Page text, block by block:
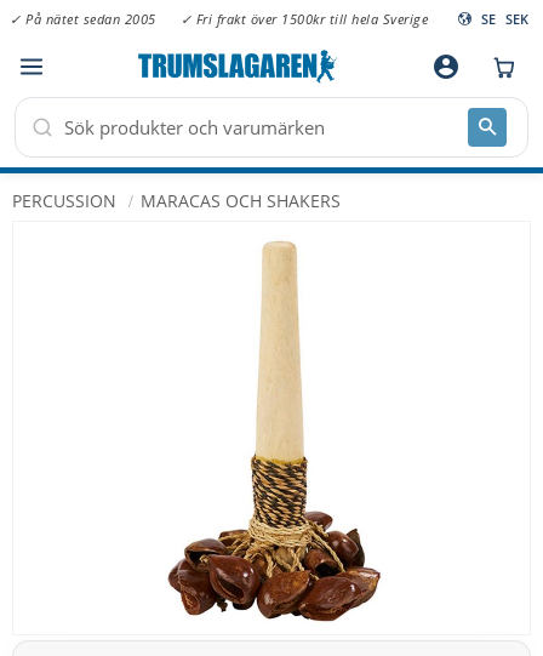
Meny
✓ På nätet sedan 2005 ✓ Fri frakt över 1500kr till hela Sverige SE SEK
account_circle
PERCUSSION MARACAS OCH SHAKERS